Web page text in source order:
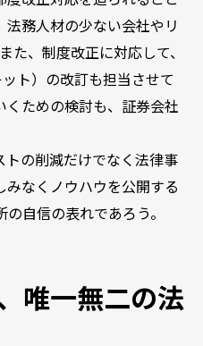
務人材の少ない会社やリ
、制度改正に対応して、
ト）の改訂も担当させて
ための検討も、証券会社
の削減だけでなく法律事
なくノウハウを公開する
自信の表れであろう。
唯一無二の法